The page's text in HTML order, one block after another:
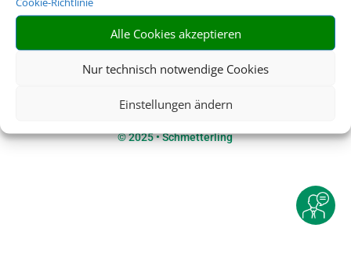
Alle Cookies akzeptieren
Nur technisch notwendige Cookies
Einstellungen ändern
Impressum|Datenschutzerklärung|Online Check-In|
Blacklisted Airlines|
Barrierefreiheitserklärung
©2025 • Schmetterling